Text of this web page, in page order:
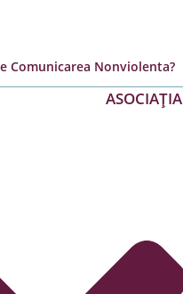
Comunicarea Nonviolenta?
ASOCIAȚIA